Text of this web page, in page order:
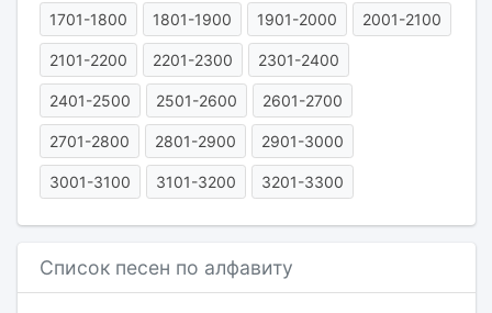
1701-1800 1801-1900 1901-2000 2001-2100
2101-2200 2201-2300 2301-2400
2401-2500 2501-2600 2601-2700
2701-2800 2801-2900 2901-3000
3001-3100 3101-3200 3201-3300
Список песен по алфавиту